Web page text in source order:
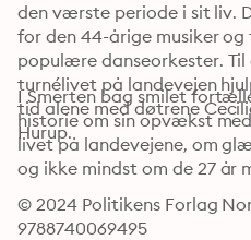
den værste periode i sit liv.
for den 44-årige musiker
populære danseorkester.
turnélivet på landevejen
tid alene med døtrene
Hurup.
I Smerten bag smilet
historie om sin opvækst
livet på landevejene, om
og ikke mindst om de 27 år
© 2024 Politikens Forlag
9788740069495